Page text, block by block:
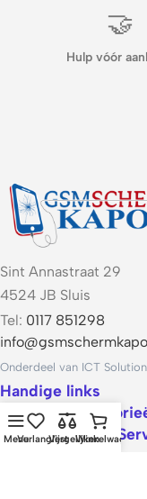
🤝
Hulp vóór
Sint Annastraat 29
4524 JB Sluis
Tel: 0117 851298
Onderdeel van ICT
Handige links
Populaire
Voorwaarden &
MenuVerlanglijstVergelijkenWinkelwagen